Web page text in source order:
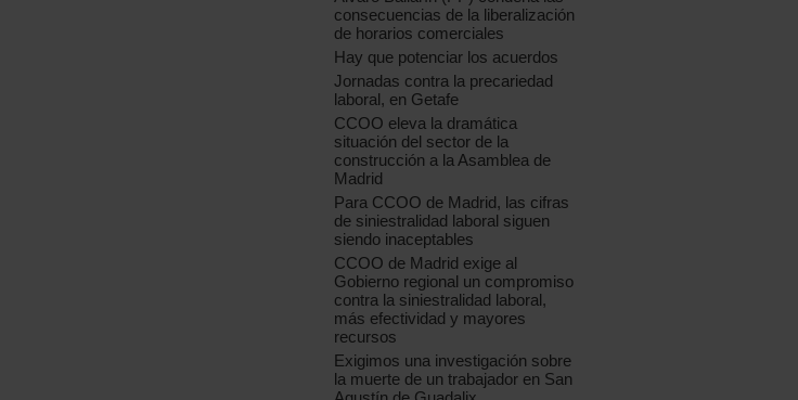
consecuencias de la liberalización
de horarios comerciales
Hay que potenciar los acuerdos
Jornadas contra la precariedad
laboral, en Getafe
CCOO eleva la dramática
situación del sector de la
construcción a la Asamblea de
Madrid
Para CCOO de Madrid, las cifras
de siniestralidad laboral siguen
siendo inaceptables
CCOO de Madrid exige al
Gobierno regional un compromiso
contra la siniestralidad laboral,
más efectividad y mayores
recursos
Exigimos una investigación sobre
la muerte de un trabajador en San